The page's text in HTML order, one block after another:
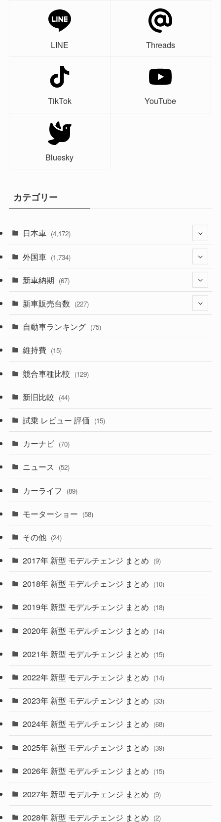
LINE Threads
TikTok YouTube
Bluesky
カテゴリー
日本車 (4,172)
(1,321)
(329)
(525)
(357)
(328)
(194)
(230)
(253)
外国車 (1,734)
(242)
(85)
(84)
(14)
(222)
(50)
(43)
(6)
(9)
(4)
(30)
(27)
(58)
(28)
(27)
(26)
(33)
(10)
(35)
(10)
(9)
(22)
(4)
(9)
(4)
(1)
新車納期 (67)
(28)
(8)
(3)
(3)
(5)
(1)
新車販売台数 (227)
(21)
(5)
(7)
(5)
自動車ランキング (75)
維持費 (15)
競合車種比較 (129)
新旧比較 (44)
試乗 レビュー 評価 (15)
カーナビ (70)
ニュース (52)
カーライフ (89)
モーターショー (58)
その他 (24)
2017年 新型 モデルチェンジ まとめ (9)
2018年 新型 モデルチェンジ まとめ (10)
2019年 新型 モデルチェンジ まとめ (18)
2020年 新型 モデルチェンジ まとめ (14)
2021年 新型 モデルチェンジ まとめ (15)
2022年 新型 モデルチェンジ まとめ (14)
2023年 新型 モデルチェンジ まとめ (33)
2024年 新型 モデルチェンジ まとめ (68)
2025年 新型 モデルチェンジ まとめ (39)
2026年 新型 モデルチェンジ まとめ (15)
2027年 新型 モデルチェンジ まとめ (9)
2028年 新型 モデルチェンジ まとめ (2)